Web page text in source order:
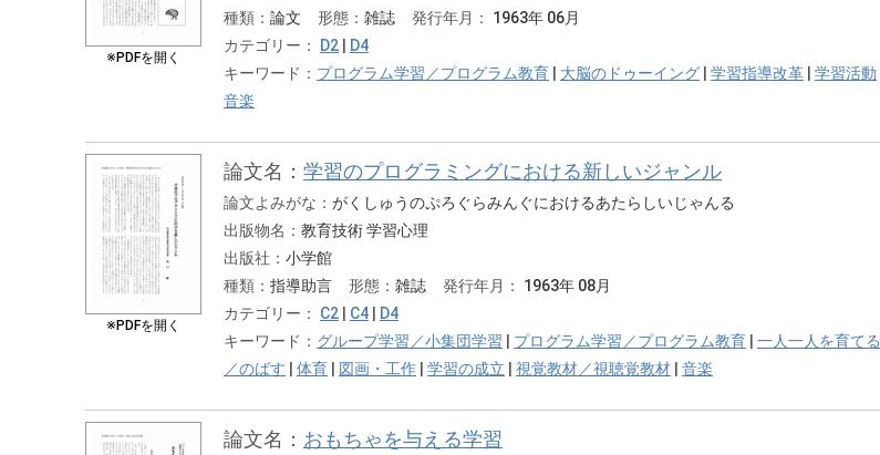
※PDFを開く
種類： 論文 形態： 雑誌 発行年月：
1963年 06月
カテゴリー：
D2
D4
キーワード： プログラム学習／プログラム教育 大脳のドゥーイング 学習指導改革 学習活動
音楽
※PDFを開く
論文名： 学習のプログラミングにおける新しいジャンル
論文よみがな： がくしゅうのぷろぐらみんぐにおけるあたらしいじゃんる
出版物名： 教育技術 学習心理
出版社： 小学館
種類： 指導助言 形態： 雑誌 発行年月：
1963年 08月
カテゴリー： C2 C4
D4
キーワード： グループ学習／小集団学習 プログラム学習／プログラム教育
一人一人を育てる
／のばす
体育 図画・工作 学習の成立 視覚教材／視聴覚教材 音楽
論文名： おもちゃを与える学習